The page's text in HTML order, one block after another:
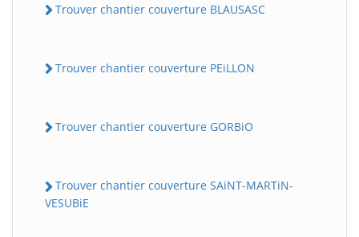
Trouver chantier couverture BLAUSASC
Trouver chantier couverture PEiLLON
Trouver chantier couverture GORBiO
Trouver chantier couverture SAiNT-MARTiN-
VESUBiE